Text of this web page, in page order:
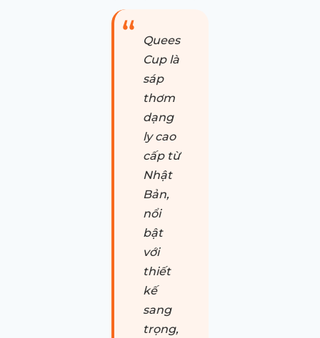
Quees
Cup là
sáp
thơm
dạng
ly cao
cấp từ
Nhật
Bản,
nổi
bật
với
thiết
kế
sang
trọng,